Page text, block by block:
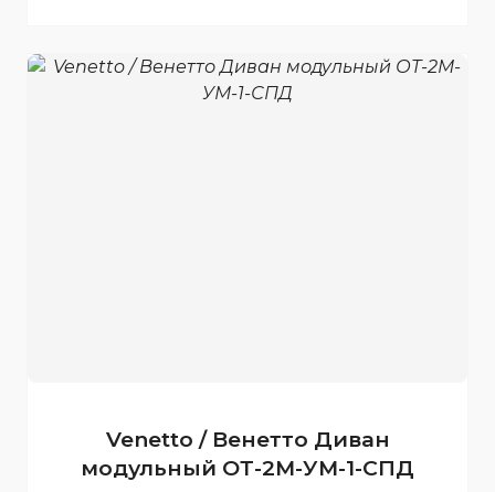
Venetto / Венетто Диван
модульный ОТ-2М-УМ-1-СПД